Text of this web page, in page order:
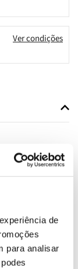
de
para analisar
Ver condições
750ml
multipéptidos,
fortalecem o
e saudável,
que tem um